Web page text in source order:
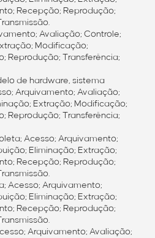
Recepção; Reprodução;
Avaliação; Controle;
Modificação;
Reprodução; Transferência;
de hardware, sistema
Arquivamento; Avaliação;
Extração; Modificação;
Reprodução; Transferência;
Acesso; Arquivamento;
Eliminação; Extração;
Recepção; Reprodução;
Acesso; Arquivamento;
Eliminação; Extração;
Recepção; Reprodução;
Arquivamento; Avaliação;